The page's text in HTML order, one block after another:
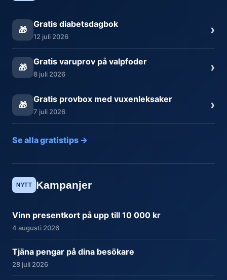
🎁
Gratis diabetsdagbok
12 juli 2026 ›
🎁
Gratis varuprov på valpfoder
8 juli 2026 ›
🎁
Gratis provbox med vuxenleksaker
7 juli 2026 ›
Se alla gratistips →
NYTT Kampanjer
Vinn presentkort på upp till 10 000 kr
4 augusti 2026
Tjäna pengar på dina besökare
28 juli 2026